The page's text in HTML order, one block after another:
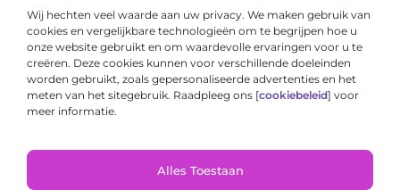
Wij hechten veel waarde aan uw privacy. We maken gebruik van
cookies en vergelijkbare technologieën om te begrijpen hoe u
onze website gebruikt en om waardevolle ervaringen voor u te
creëren. Deze cookies kunnen voor verschillende doeleinden
worden gebruikt, zoals gepersonaliseerde advertenties en het
meten van het sitegebruik. Raadpleeg ons [cookiebeleid] voor
meer informatie.
Alles Toestaan
Onze informatie
Cookiebeleid (EU)